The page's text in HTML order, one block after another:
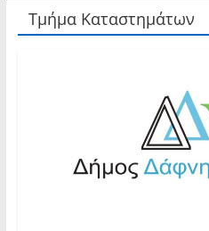
Τμήμα Καταστημάτων